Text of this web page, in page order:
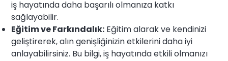
iş hayatında daha başarılı olmanıza katkı
sağlayabilir.
Eğitim ve Farkındalık: Eğitim alarak ve kendinizi
geliştirerek, alın genişliğinizin etkilerini daha iyi
anlayabilirsiniz. Bu bilgi, iş hayatında etkili olmanızı